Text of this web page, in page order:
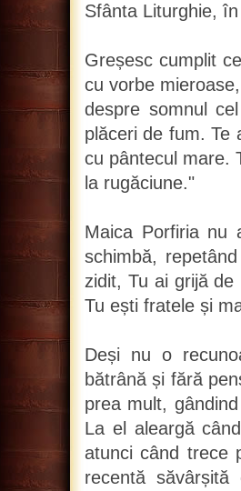
Sfânta Liturghie,
Greșesc cumplit
cu vorbe
despre somnul
plăceri de fum. Te
cu pântecul mare.
la rugăciune."
Maica Porfiria nu
schimbă,
zidit, Tu ai grijă
Tu ești fratele și
Deși nu o
bătrână și fără
prea mult,
La el aleargă
atunci când trece
recentă